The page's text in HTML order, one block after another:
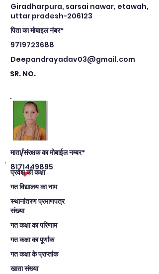
Giradharpura, sarsai nawar, etawah,
uttar pradesh-206123
पिता का मोबाइल नंबर*
9719723688
Deepandrayadav03@gmail.com
SR. NO.
माता/संरक्षक का मोबाईल नम्बर*
8171449895
प्रवेश की कक्षा
गत विद्यालय का नाम
स्थानांतरण प्रमाणपत्र
संख्या
गत कक्षा का परिणाम
गत कक्षा का पूर्णाक
गत कक्षा के प्राप्तांक
खाता संख्या